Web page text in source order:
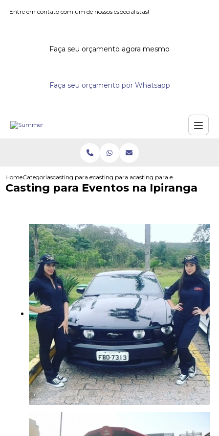
Entre em contato com um de nossos especialistas!
Faça seu orçamento agora mesmo
Faça seu orçamento por Whatsapp
HomeCategoriascasting para eventoscasting para acoes promocionais
casting para eventos na
Casting para Eventos na Ipiranga